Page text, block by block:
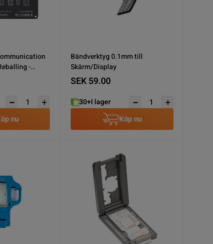
-
nu
Bändverktyg 0.1mm till
Skärm/Display
SEK 59.00
30+I lager
Köp nu